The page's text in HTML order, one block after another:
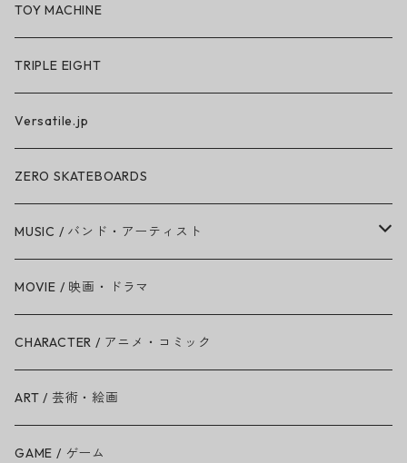
BN3TH × So iLL × ON THE ROAM
TOY MACHINE
TRIPLE EIGHT
Versatile.jp
ZERO SKATEBOARDS
MUSIC / バンド・アーティスト
Amy Winehouse
Ariana Grande
BAD RELIGION
BEASTIE BOYS
MOVIE / 映画・ドラマ
CHARACTER / アニメ・コミック
ART / 芸術・絵画
GAME / ゲーム